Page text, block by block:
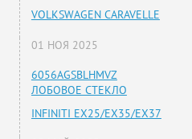
VOLKSWAGEN CARAVELLE
01 НОЯ 2025
6056AGSBLHMVZ
ЛОБОВОЕ СТЕКЛО
INFINITI EX25/EX35/EX37